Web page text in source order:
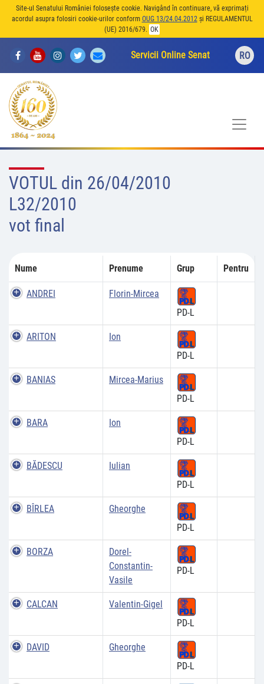
Site-ul Senatului României folosește cookie. Navigând în continuare, vă exprimați
acordul asupra folosiri cookie-urilor conform OUG 13/24.04.2012și REGULAMENTUL
(UE) 2016/679. OK
Servicii Online Senat RO
VOTUL din 26/04/2010
L32/2010
vot final
Nume Prenume Grup Pentru
ANDREI
Florin-Mircea
PD-L
ARITON
Ion
PD-L
BANIAS
Mircea-Marius
PD-L
BARA
Ion
PD-L
BĂDESCU
Iulian
PD-L
BÎRLEA
Gheorghe
PD-L
BORZA
Dorel-
Constantin-
Vasile
PD-L
CALCAN
Valentin-Gigel
PD-L
DAVID
Gheorghe
PD-L